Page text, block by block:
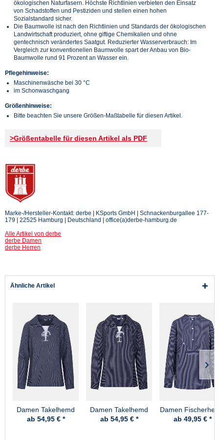
ökologischen Naturfasern. Höchste Richtlinien verbieten den Einsatz
von Schadstoffen und Pestiziden und stellen einen hohen
Sozialstandard sicher.
Die Baumwolle ist nach den Richtlinien und Standards der ökologischen
Landwirtschaft produziert, ohne giftige Chemikalien und ohne
gentechnisch verändertes Saatgut. Reduzierter Wasserverbrauch: Im
Vergleich zur konventionellen Baumwolle spart der Anbau von Bio-
Baumwolle rund 91 Prozent an Wasser ein.
Pflegehinweise:
Maschinenwäsche bei 30 °C
im Schonwaschgang
Größenhinweise:
Bitte beachten Sie unsere Größen-Maßtabelle für diesen Artikel.
>Größentabelle für diesen Artikel als PDF
Marke-/Hersteller-Kontakt: derbe | KSports GmbH | Schnackenburgallee 177-
179 | 22525 Hamburg | Deutschland | office(a)derbe-hamburg.de
Alle Artikel von derbe
derbe Damen
derbe Herren
Ähnliche Artikel
Damen Takelhemd
mit Kordel schmal
ab 54,95 € *
Damen Takelhemd
mit Kordel breit
ab 54,95 € *
Damen
breit gestreift
ab 49,95 € *